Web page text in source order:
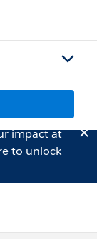
impact at
to unlock